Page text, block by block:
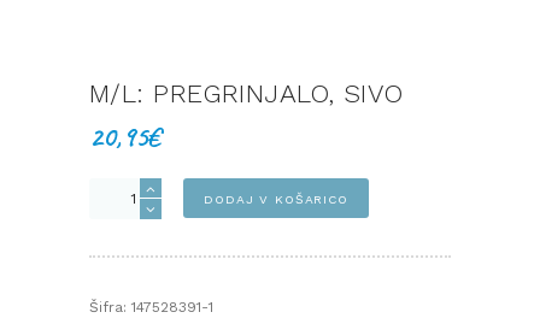
M/L: PREGRINJALO, SIVO
20,95€
Pregrinjalo,
DODAJ V KOŠARICO
Šifra: 147528391-1